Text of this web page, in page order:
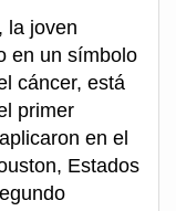
la joven
en un símbolo
cáncer, está
primer
en el
Estados